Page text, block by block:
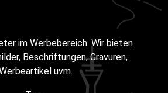
im Werbebereich. Wir bieten
Beschriftungen, Gravuren,
uvm.